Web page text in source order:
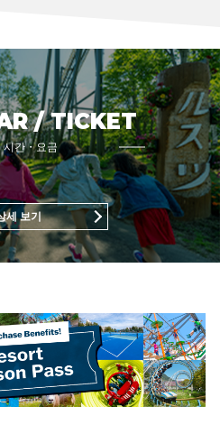
/ TICKET
시간・요금
세 보기